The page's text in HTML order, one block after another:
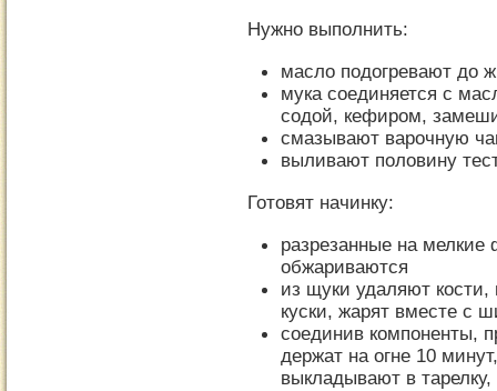
Нужно выполнить:
масло подогревают до
мука соединяется с
содой, кефиром,
смазывают варочную
выливают половину
Готовят начинку:
разрезанные на
обжариваются
из щуки удаляют
куски, жарят вместе с
соединив компоненты,
держат на огне 10
выкладывают в тарелку,